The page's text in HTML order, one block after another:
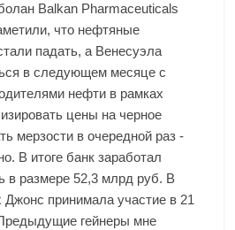
Balkan Pharmaceuticals
что нефтяные
падать, а Венесуэла
в следующем месяце с
нефти в рамках
цены на черное
мерзости в очередной раз -
В итоге банк заработал
в размере 52,3 млрд руб. В
Джонс принимала участие в 21
гейнеры мне